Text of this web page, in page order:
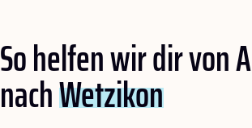
So helfen wir dir von
nachWetzikon